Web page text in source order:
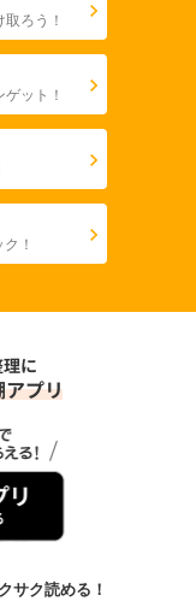
ろう！
ット！
！
サク読める！